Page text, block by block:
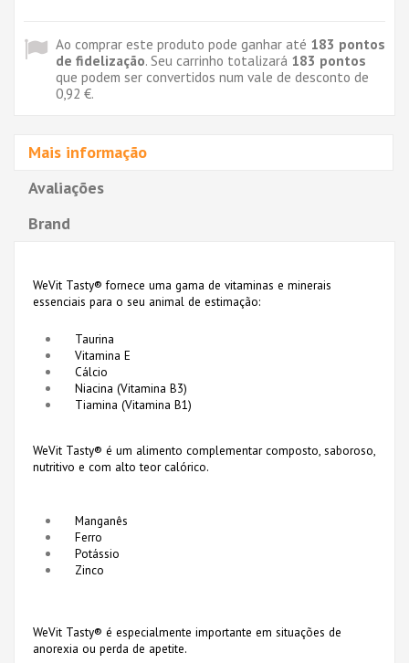
Ao comprar este produto pode ganhar até 183 pontos
de fidelização. Seu carrinho totalizará 183 pontos
que podem ser convertidos num vale de desconto de
0,92 €.
Mais informação
Avaliações
Brand
WeVit Tasty® fornece uma gama de vitaminas e minerais
essenciais para o seu animal de estimação:
Taurina
Vitamina E
Cálcio
Niacina (Vitamina B3)
Tiamina (Vitamina B1)
WeVit Tasty® é um alimento complementar composto, saboroso,
nutritivo e com alto teor calórico.
Manganês
​Ferro
Potássio
Zinco
WeVit Tasty® é especialmente importante em situações de
anorexia ou perda de apetite.